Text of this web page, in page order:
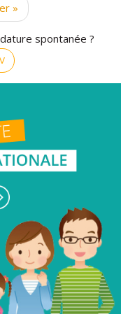
»
spontanée ?